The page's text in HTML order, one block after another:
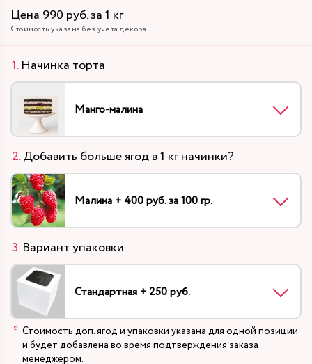
Цена 990 руб. за 1 кг
Стоимость указана без учета декора.
Начинка торта
Манго-малина
Добавить больше ягод в 1 кг начинки?
Малина + 400 руб. за 100 гр.
Вариант упаковки
Стандартная + 250 руб.
Стоимость доп. ягод и упаковки указана для одной позиции
и будет добавлена во время подтверждения заказа
менеджером.